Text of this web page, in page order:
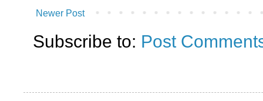
Newer Post
Subscribe to: Post